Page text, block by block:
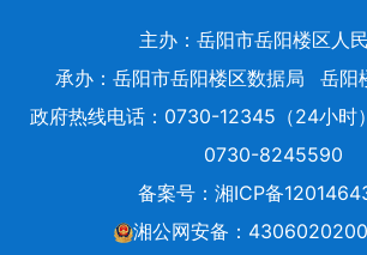
主办：岳阳市岳阳楼区人
承办：岳阳市岳阳楼区数据局
岳阳
政府热线电话：0730-12345（24小时
0730-8245590
备案号： 湘ICP备
湘公网安备：